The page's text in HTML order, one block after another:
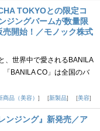
TOKYOとの限定コ
ジングバームが数量限
開始！／モノック株式
、世界中で愛されるBANILA
BANILA CO」は全国のバ
商品（美容） 新製品 美容
ンジング』新発売／ア